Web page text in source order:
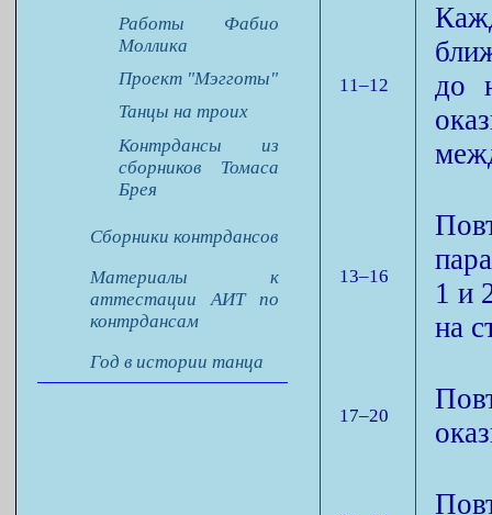
Работы Фабио
Моллика
Проект "Мэгготы"
Танцы на троих
Контрдансы из
сборников Томаса
Брея
Сборники контрдансов
Материалы к
аттестации АИТ по
контрдансам
Год в истории танца
11–12
до
13–16
1 и
на
17–20